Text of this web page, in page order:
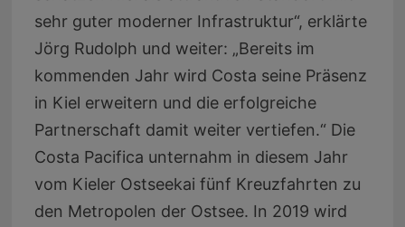
sehr guter moderner Infrastruktur“, erklärte
Jörg Rudolph und weiter: „Bereits im
kommenden Jahr wird Costa seine Präsenz
in Kiel erweitern und die erfolgreiche
Partnerschaft damit weiter vertiefen.“ Die
Costa Pacifica unternahm in diesem Jahr
vom Kieler Ostseekai fünf Kreuzfahrten zu
den Metropolen der Ostsee. In 2019 wird